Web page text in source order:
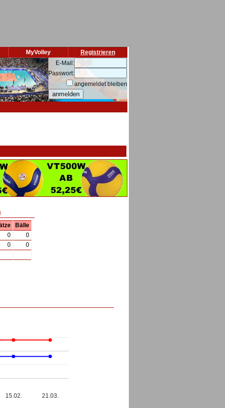
Registrieren
MyVolley
E-Mail:
Passwort:
angemeldet bleiben
Bälle
0
0
0
0
15.02. 21.03.